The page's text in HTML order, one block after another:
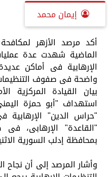
إيمان محمد
أكد مرصد الأزهر
الماضية شهدت عدة
الإرهابية فى أماكن
واضحة فى صفوف التنظيمات
بيان القيادة المركزية
استهداف "أبو حمزة
"حراس الدين" الإرهابية
"القاعدة" الإرهابى،
بمحافظة إدلب السورية الاثنين 27 يونيو
وأشار المرصد إلى أن نجاح